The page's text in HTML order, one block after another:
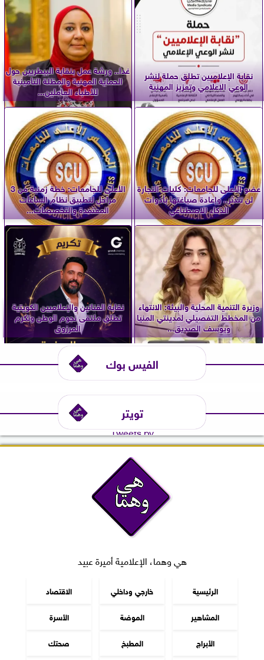
نقابة الإعلاميين تطلق حملة لنشر
الوعي الإعلامي وتعزيز المهنية
غدا.. ورشة عمل بنقابة البيطريين حول
الحماية المهنية والمظلة التأمينية
للأطباء العاملين...
عضو الأعلى للجامعات: كليات التجارة
لن تندثر.. وإعادة صياغتها بأدوات
الذكاء الاصطناعي
الأعلى للجامعات: خطة زمنية من 3
مراحل لتطبيق نظام الساعات
المعتمدة والتخصصات...
وزيرة التنمية المحلية والبيئة: الانتهاء
من المخطط التفصيلي لمدينتي المنيا
ويوسف الصديق...
نقابة الفنانين والإعلاميين الكويتية
تطلق ملتقى نجوم الوطن وتكرم
المرزوق
الفيس بوك
تويتر
Tweets by
هي وهما، الإعلامية أميرة عبيد
الرئيسية خارجي وداخلي
الاقتصاد
المشاهير
الموضة
الأسرة
الأبراج
المطبخ صحتك